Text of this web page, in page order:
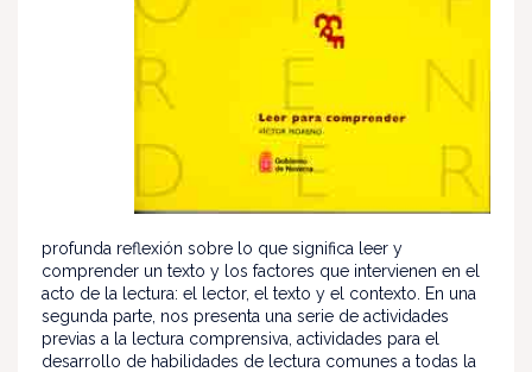
profunda reflexión sobre lo que significa leer y
comprender un texto y los factores que intervienen en el
acto de la lectura: el lector, el texto y el contexto. En una
segunda parte, nos presenta una serie de actividades
previas a la lectura comprensiva, actividades para el
desarrollo de habilidades de lectura comunes a todas la